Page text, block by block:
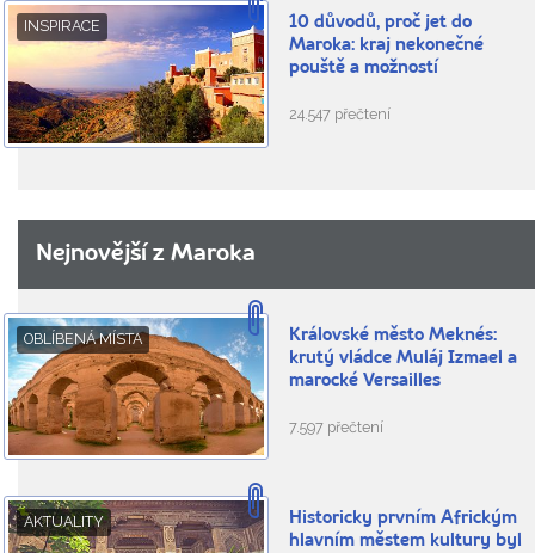
INSPIRACE
10 důvodů, proč jet do
Maroka: kraj nekonečné
pouště a možností
24.547 přečtení
Nejnovější z Maroka
OBLÍBENÁ MÍSTA
Královské město Meknés:
krutý vládce Muláj Izmael a
marocké Versailles
7.597 přečtení
AKTUALITY
Historicky prvním Africkým
hlavním městem kultury byl